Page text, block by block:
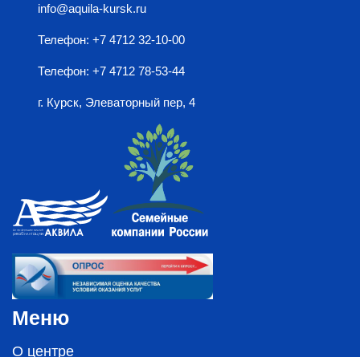
info@aquila-kursk.ru
Телефон: +7 4712 32-10-00
Телефон: +7 4712 78-53-44
г. Курск, Элеваторный пер, 4
Меню
О центре